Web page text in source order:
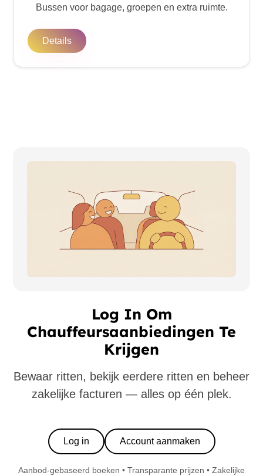
Bussen voor bagage, groepen en extra ruimte.
Details
Log In Om
Chauffeursaanbiedingen Te
Krijgen
Bewaar ritten, bekijk eerdere ritten en beheer
zakelijke facturen — alles op één plek.
Log in Account aanmaken
Aanbod-gebaseerd boeken • Transparante prijzen • Zakelijke